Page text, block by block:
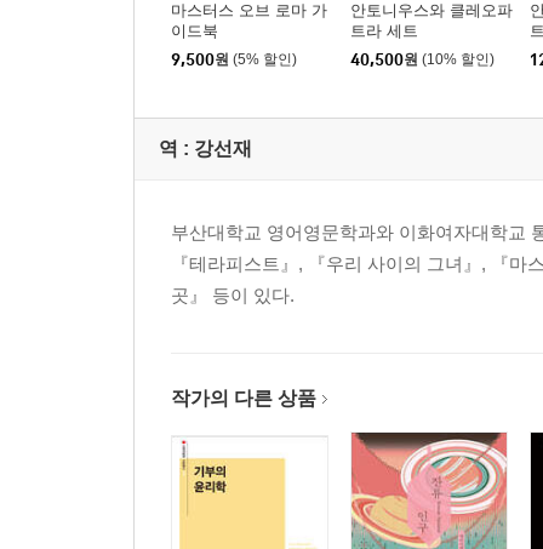
마스터스 오브 로마 가
이드북
9,500원 (5% 할인)
안토니우스와 클레오파
트라 세트
40,500원 (10% 할인)
역 : 강선재
부산대학교 영어영문학과와 이화여자대학교
『테라피스트』, 『우리 사이의 그녀』, 『
곳』 등이 있다.
작가의 다른 상품